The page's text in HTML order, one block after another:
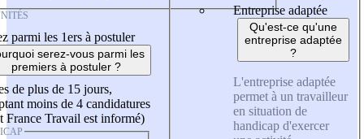
parmi les 1ers à postuler
serez-vous parmi les
premiers à postuler ?
de plus de 15 jours,
moins de 4 candidatures
France Travail est informé)
Entreprise adaptée
Qu'est-ce qu'une
entreprise adaptée
?
L'entreprise adaptée
permet à un travailleur
en situation de
handicap d'exercer